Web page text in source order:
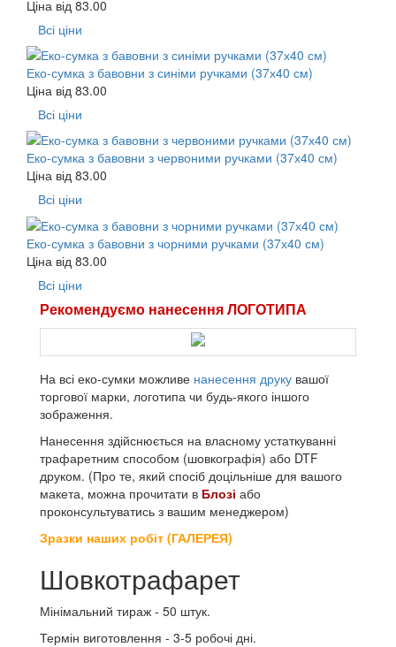
Ціна від 83.00
Всі ціни
Еко-сумка з бавовни з синіми ручками (37х40 см)
Ціна від 83.00
Всі ціни
Еко-сумка з бавовни з червоними ручками (37х40 см)
Ціна від 83.00
Всі ціни
Еко-сумка з бавовни з чорними ручками (37х40 см)
Ціна від 83.00
Всі ціни
Рекомендуємо нанесення ЛОГОТИПА
На всі еко-сумки можливе нанесення друку вашої
торгової марки, логотипа чи будь-якого іншого
зображення.
Нанесення здійснюється на власному устаткуванні
трафаретним способом (шовкографія) або DTF
друком. (Про те, який спосіб доцільніше для вашого
макета, можна прочитати в Блозі або
проконсультуватись з вашим менеджером)
Зразки наших робіт (ГАЛЕРЕЯ)
Шовкотрафарет
Мінімальний тираж - 50 штук.
Термін виготовлення - 3-5 робочі дні.